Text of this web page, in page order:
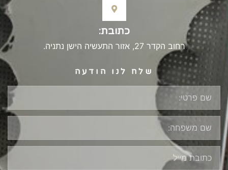
כתובת:
רחוב הקדר 27, אזור התעשיה הישן נתניה.
שלח לנו הודעה